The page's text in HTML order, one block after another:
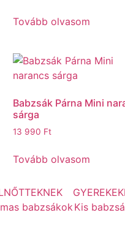
Tovább olvasom
Babzsák Párna Mini
sárga
13 990 Ft
Tovább olvasom
babzsákok Kis